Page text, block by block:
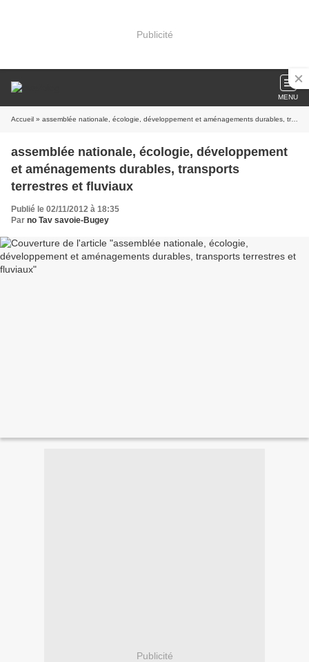
Publicité
MENU
Accueil » assemblée nationale, écologie, développement et aménagements durables, transports terrestres et fluviaux
assemblée nationale, écologie, développement
et aménagements durables, transports
terrestres et fluviaux
Publié le 02/11/2012 à 18:35
Par no Tav savoie-Bugey
Publicité